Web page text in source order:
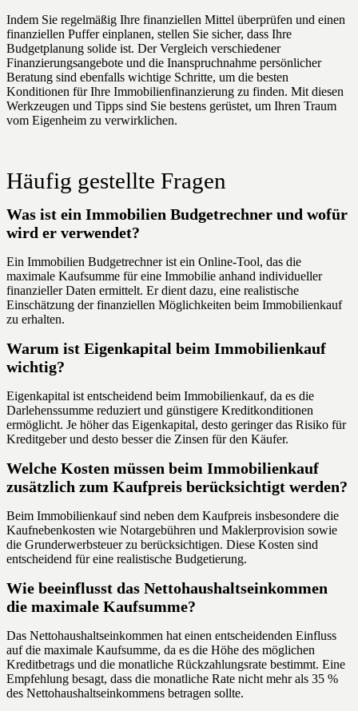
Indem Sie regelmäßig Ihre finanziellen Mittel überprüfen und einen
finanziellen Puffer einplanen, stellen Sie sicher, dass Ihre
Budgetplanung solide ist. Der Vergleich verschiedener
Finanzierungsangebote und die Inanspruchnahme persönlicher
Beratung sind ebenfalls wichtige Schritte, um die besten
Konditionen für Ihre Immobilienfinanzierung zu finden. Mit diesen
Werkzeugen und Tipps sind Sie bestens gerüstet, um Ihren Traum
vom Eigenheim zu verwirklichen.
Häufig gestellte Fragen
Was ist ein Immobilien Budgetrechner und wofür
wird er verwendet?
Ein Immobilien Budgetrechner ist ein Online-Tool, das die
maximale Kaufsumme für eine Immobilie anhand individueller
finanzieller Daten ermittelt. Er dient dazu, eine realistische
Einschätzung der finanziellen Möglichkeiten beim Immobilienkauf
zu erhalten.
Warum ist Eigenkapital beim Immobilienkauf
wichtig?
Eigenkapital ist entscheidend beim Immobilienkauf, da es die
Darlehenssumme reduziert und günstigere Kreditkonditionen
ermöglicht. Je höher das Eigenkapital, desto geringer das Risiko für
Kreditgeber und desto besser die Zinsen für den Käufer.
Welche Kosten müssen beim Immobilienkauf
zusätzlich zum Kaufpreis berücksichtigt werden?
Beim Immobilienkauf sind neben dem Kaufpreis insbesondere die
Kaufnebenkosten wie Notargebühren und Maklerprovision sowie
die Grunderwerbsteuer zu berücksichtigen. Diese Kosten sind
entscheidend für eine realistische Budgetierung.
Wie beeinflusst das Nettohaushaltseinkommen
die maximale Kaufsumme?
Das Nettohaushaltseinkommen hat einen entscheidenden Einfluss
auf die maximale Kaufsumme, da es die Höhe des möglichen
Kreditbetrags und die monatliche Rückzahlungsrate bestimmt. Eine
Empfehlung besagt, dass die monatliche Rate nicht mehr als 35 %
des Nettohaushaltseinkommens betragen sollte.